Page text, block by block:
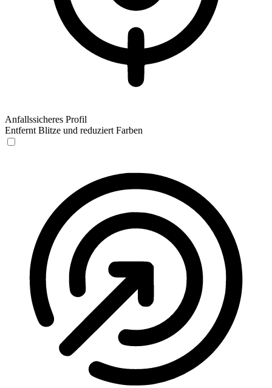
Anfallssicheres Profil
Entfernt Blitze und reduziert Farben